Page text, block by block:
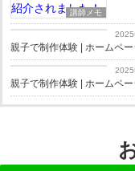
講師メモ
お知らせ
2025
親子で制作体験 | ホームペ
お知らせ
2025
親子で制作体験 | ホームペ